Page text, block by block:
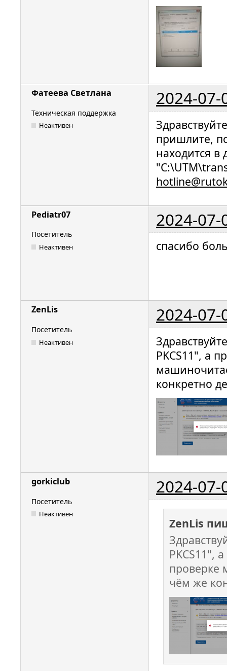
Фатеева Светлана 2024-07-
Техническая поддержка
Неактивен
пришлите,
находится в
Pediatr07 2024-07-
Посетитель
Неактивен спасибо
ZenLis 2024-07-
Посетитель
Неактивен
PKCS11", а
конкретно
gorkiclub 2024-07-
Посетитель
Неактивен
ZenLis
PKCS11",
проверке
чём же